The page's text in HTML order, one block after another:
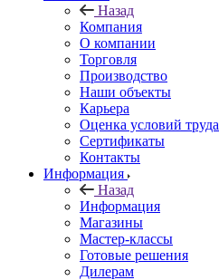
Назад
Компания
О компании
Торговля
Производство
Наши объекты
Карьера
Оценка условий труда
Сертификаты
Контакты
Информация
Назад
Информация
Магазины
Мастер-классы
Готовые решения
Дилерам